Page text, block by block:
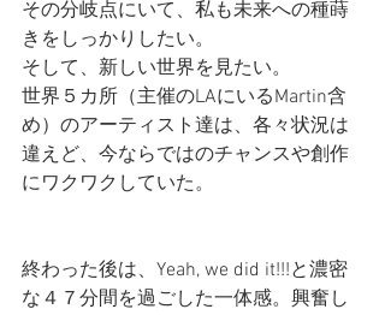
その分岐点にいて、私も未来への種蒔
きをしっかりしたい。
そして、新しい世界を見たい。
世界５カ所（主催のLAにいるMartin含
め）のアーティスト達は、各々状況は
違えど、今ならではのチャンスや創作
にワクワクしていた。
終わった後は、Yeah, we did it!!!と濃密
な４７分間を過ごした一体感。興奮し